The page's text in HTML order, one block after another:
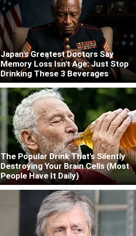
Japan's Greatest Doctors Say
Memory Loss Isn't Age: Just Stop
Drinking These 3 Beverages
The Popular Drink That's Silently
Destroying Your Brain Cells (Most
People Have It Daily)